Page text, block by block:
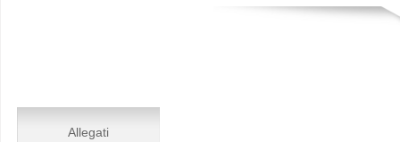
Allegati